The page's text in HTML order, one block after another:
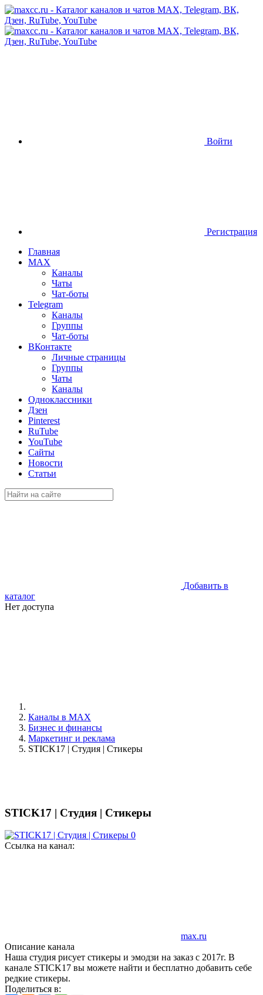
Войти
Регистрация
Главная
MAX
Каналы
Чаты
Чат-боты
Telegram
Каналы
Группы
Чат-боты
ВКонтакте
Личные страницы
Группы
Чаты
Каналы
Одноклассники
Дзен
Pinterest
RuTube
YouTube
Сайты
Новости
Статьи
Добавить в
каталог
Нет доступа
Каналы в MAX
Бизнес и финансы
Маркетинг и реклама
STICK17 | Студия | Стикеры
STICK17 | Студия | Стикеры
Ссылка на канал:
max.ru
Описание канала
Наша студия рисует стикеры и эмодзи на заказ с 2017г. В
канале STICK17 вы можете найти и бесплатно добавить себе
редкие стикеры.
Поделиться в: